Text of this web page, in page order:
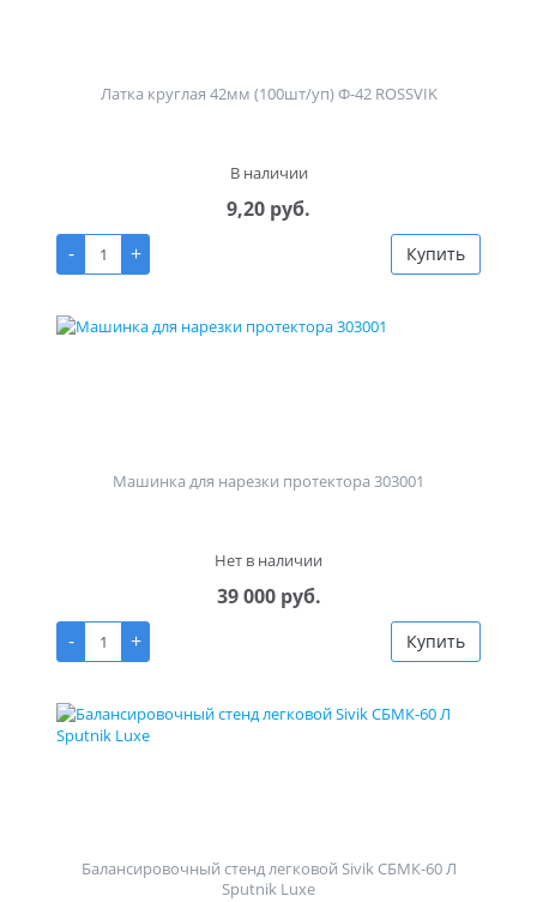
Латка круглая 42мм (100шт/уп) Ф-42 ROSSVIK
В наличии
9,20 руб.
-
+ Купить
Машинка для нарезки протектора 303001
Нет в наличии
39 000 руб.
-
+ Купить
Балансировочный стенд легковой Sivik СБМК-60 Л
Sputnik Luxe